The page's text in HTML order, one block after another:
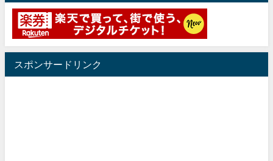
スポンサードリンク